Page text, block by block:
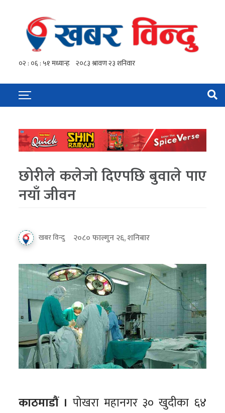
छोरीले कलेजो दिएपछि बुवाले पाए
नयाँ जीवन
खबर विन्दु २०८० फाल्गुन २६, शनिबार
काठमाडौं । पोखरा महानगर ३० खुदीका ६४